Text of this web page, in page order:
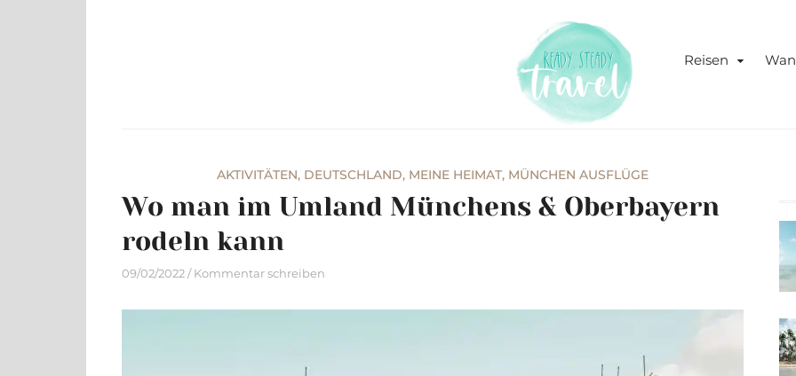
Ready,
Reisen
AKTIVITÄTEN, DEUTSCHLAND, MEINE HEIMAT, MÜNCHEN AUSFLÜGE
Wo man im Umland Münchens & Oberbayern
rodeln kann
09/02/2022 Kommentar schreiben